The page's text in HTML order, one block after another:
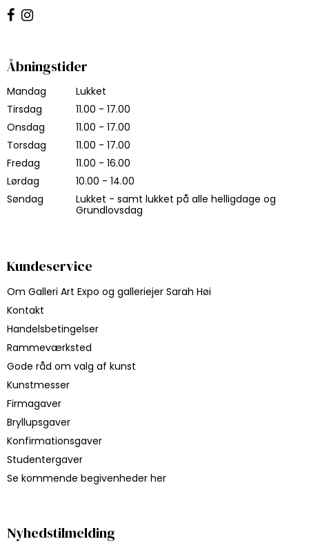
Åbningstider
Mandag
Lukket
Tirsdag
11.00 - 17.00
Onsdag
11.00 - 17.00
Torsdag
11.00 - 17.00
Fredag
11.00 - 16.00
Lørdag
10.00 - 14.00
Søndag
Lukket - samt lukket på alle helligdage og
Grundlovsdag
Kundeservice
Om Galleri Art Expo og galleriejer Sarah Høi
Kontakt
Handelsbetingelser
Rammeværksted
Gode råd om valg af kunst
Kunstmesser
Firmagaver
Bryllupsgaver
Konfirmationsgaver
Studentergaver
Se kommende begivenheder her
Nyhedstilmelding